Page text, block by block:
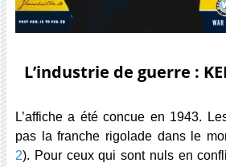
L’industrie de guerre :
L’affiche a été concue en 1943.
pas la franche rigolade dans le
2). Pour ceux qui sont nuls en